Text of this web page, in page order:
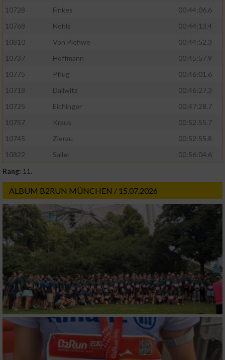
10728 Finkes
00:44:06.6
10768
Nehls
00:44:13.4
10810
Von Plehwe
00:44:52.3
10737
Hoffmann
00:45:57.9
10775
Pflug
00:46:01.6
10718
Dallwitz
00:46:27.3
10725
Eichinger
00:47:28.7
10757
Kraus
00:52:55.7
10745
Zierau
00:52:55.8
10822
Saller
00:56:04.6
Rang: 11.
ALBUM B2RUN MÜNCHEN / 15.07.2026